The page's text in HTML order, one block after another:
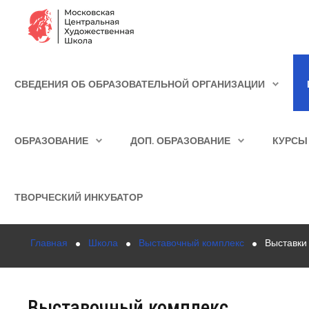
Образование
СВЕДЕНИЯ ОБ ОБРАЗОВАТЕЛЬНОЙ ОРГАНИЗАЦИИ
ОБРАЗОВАНИЕ ДОП. ОБРАЗОВАНИЕ
ТВОРЧЕСКИЙ ИНКУБАТОР
Главная Школа Выставочный комплекс Выставки